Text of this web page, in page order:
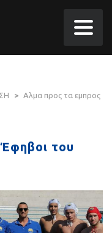
> Αλμα προς τα εμπρος
του